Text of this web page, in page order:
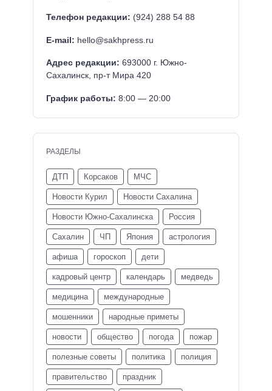
Телефон редакции: (924) 288 54 88
E-mail: hello@sakhpress.ru
Адрес редакции: 693000 г. Южно-
Сахалинск, пр-т Мира 420
График работы: 8:00 — 20:00
РАЗДЕЛЫ
ДТП Корсаков МЧС
Новости Курил Новости Сахалина
Новости Южно-Сахалинска Россия
Сахалин ЧП Япония астрология
афиша гороскоп дети
кадровый центр календарь медведь
медицина международные
мошенники народные приметы
новости общество погода пожар
полезные советы политика полиция
правительство праздник